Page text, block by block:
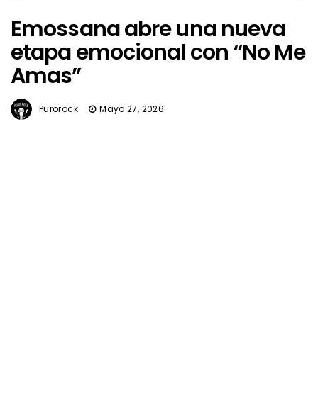
Emossana abre una nueva
etapa emocional con “No Me
Amas”
Purorock Mayo 27, 2026